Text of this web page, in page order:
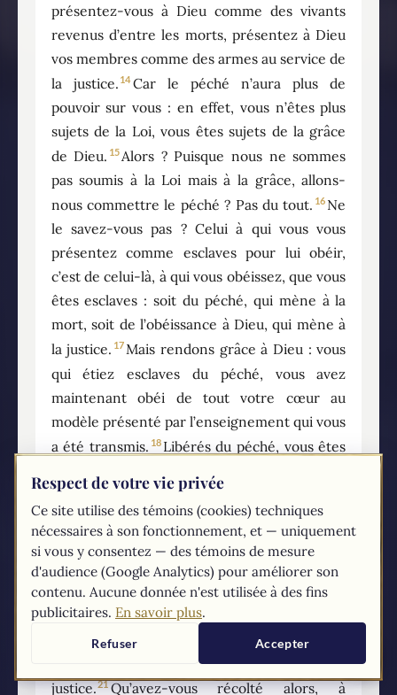
présentez-vous à Dieu comme des vivants
revenus d’entre les morts, présentez à Dieu
vos membres comme des armes au service de
la justice. 14Car le péché n’aura plus de
pouvoir sur vous : en effet, vous n’êtes plus
sujets de la Loi, vous êtes sujets de la grâce
de Dieu. 15Alors ? Puisque nous ne sommes
pas soumis à la Loi mais à la grâce, allons-
nous commettre le péché ? Pas du tout. 16 Ne
le savez-vous pas ? Celui à qui vous vous
présentez comme esclaves pour lui obéir,
c’est de celui-là, à qui vous obéissez, que vous
êtes esclaves : soit du péché, qui mène à la
mort, soit de l’obéissance à Dieu, qui mène à
la justice. 17Mais rendons grâce à Dieu : vous
qui étiez esclaves du péché, vous avez
maintenant obéi de tout votre cœur au
modèle présenté par l’enseignement qui vous
a été transmis. 18 Libérés du péché, vous êtes
devenus esclaves de la justice.
langage humain, adapté à votre faiblesse.
Vous aviez mis les membres de votre corps au
service de l’impureté et du désordre, ce qui
mène au désordre ; de la même manière,
mettez-les à présent au service de la justice,
ce qui mène à la sainteté.
esclaves du péché, vous étiez libres par
rapport aux exigences de la
justice.21Qu’avez-vous récolté alors, à
Respect de votre vie privée
Ce site utilise des témoins (cookies) techniques
nécessaires à son fonctionnement, et — uniquement
si vous y consentez — des témoins de mesure
d'audience (Google Analytics) pour améliorer son
contenu. Aucune donnée n'est utilisée à des fins
publicitaires. En savoir plus.
Refuser Accepter